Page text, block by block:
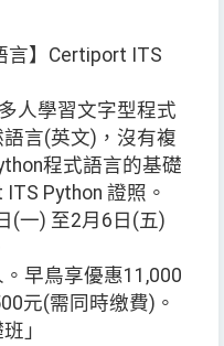
言】Certiport ITS
人學習文字型程式
言(英文)，沒有複
程式語言的基礎
Python 證照。
(一) 至2月6日(五)
早鳥享優惠11,000
元(需同時缴費)。
」